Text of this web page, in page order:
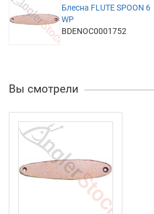
Блесна FLUTE SPOON 6
WP
BDENOC0001752
Вы смотрели